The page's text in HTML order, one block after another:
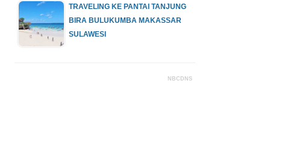
TRAVELING KE PANTAI TANJUNG
BIRA BULUKUMBA MAKASSAR
SULAWESI
NBCDNS